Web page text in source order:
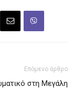
Επόμενο άρθρο
στη Μεγάλη